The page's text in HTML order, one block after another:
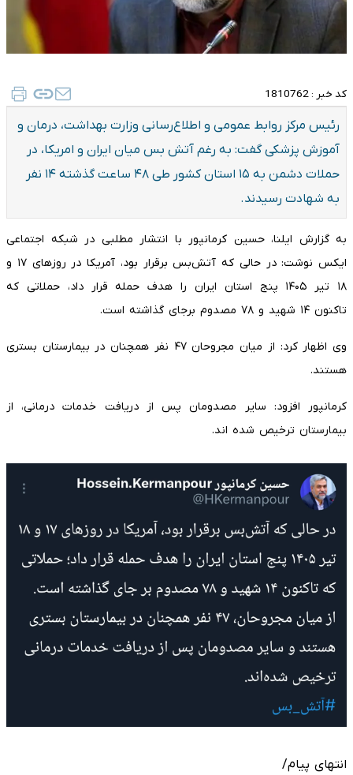
کد خبر : 1810762
رئیس مرکز روابط عمومی و اطلاع‌رسانی وزارت بهداشت، درمان و
آموزش پزشکی گفت: به رغم آتش بس میان ایران و امریکا، در
حملات دشمن به ۱۵ استان کشور طی ۴۸ ساعت گذشته ۱۴ نفر
به شهادت رسیدند.
به گزارش ایلنا، حسین کرمانپور با انتشار مطلبی در شبکه اجتماعی
ایکس نوشت: در حالی که آتش‌بس برقرار بود، آمریکا در روزهای ۱۷ و
۱۸ تیر ۱۴۰۵ پنج استان ایران را هدف حمله قرار داد، حملاتی که
تاکنون ۱۴ شهید و ۷۸ مصدوم برجای گذاشته است.
وی اظهار کرد: از میان مجروحان ۴۷ نفر همچنان در بیمارستان بستری
هستند.
کرمانپور افزود: سایر مصدومان پس از دریافت خدمات درمانی، از
بیمارستان ترخیص شده اند.
انتهای پیام/